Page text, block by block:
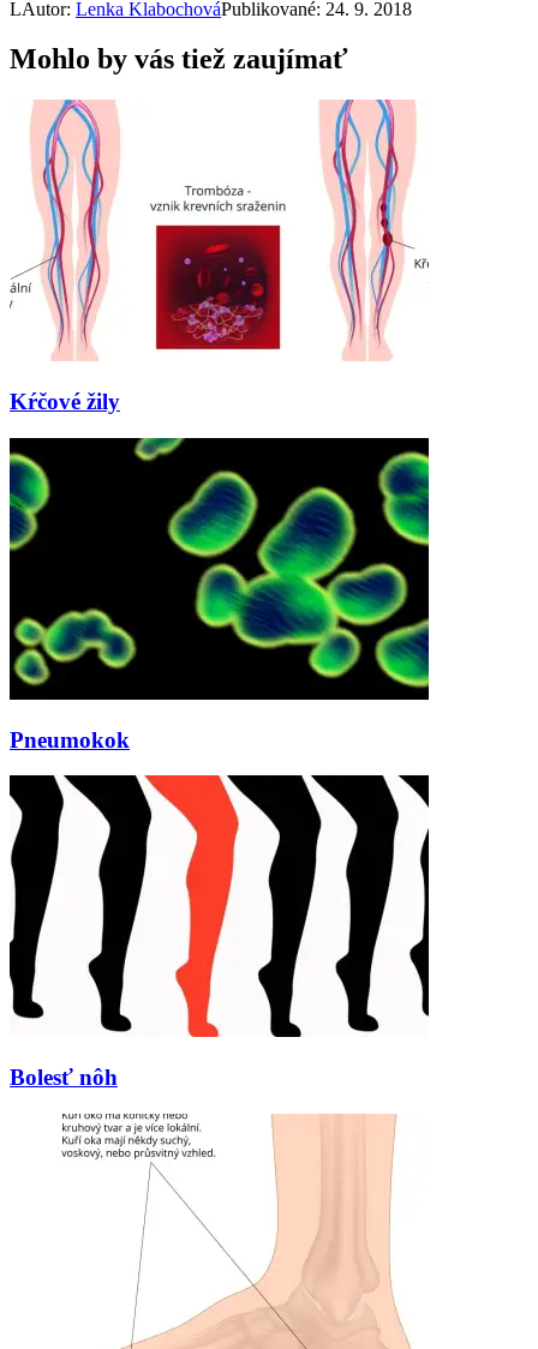
LAutor: Lenka KlabochováPublikované: 24. 9. 2018
Mohlo by vás tiež zaujímať
Kŕčové žily
Pneumokok
Bolesť nôh